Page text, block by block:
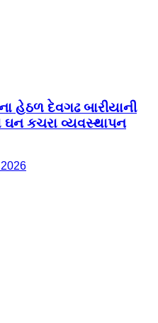
હેઠળ દેવગઢ બારીયાની
ઘન કચરા વ્યવસ્થાપન